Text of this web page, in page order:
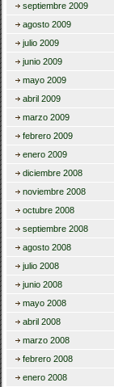
septiembre 2009
agosto 2009
julio 2009
junio 2009
mayo 2009
abril 2009
marzo 2009
febrero 2009
enero 2009
diciembre 2008
noviembre 2008
octubre 2008
septiembre 2008
agosto 2008
julio 2008
junio 2008
mayo 2008
abril 2008
marzo 2008
febrero 2008
enero 2008